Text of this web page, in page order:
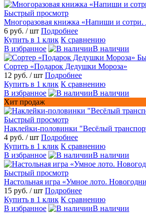
Быстрый просмотр
Многоразовая книжка «Напиши и
6 руб. / шт Подробнее
Купить в 1 клик К сравнению
В избранное
В наличии
Сортер «Подарок Дедушки Мороза»
12 руб. / шт Подробнее
Купить в 1 клик К сравнению
В избранное
В наличии
Хит продаж
Быстрый просмотр
Наклейки-половинки "Весёлый
4 руб. / шт Подробнее
Купить в 1 клик К сравнению
В избранное
В наличии
Быстрый просмотр
Настольная игра «Умное лото.
15 руб. / шт Подробнее
Купить в 1 клик К сравнению
В избранное
В наличии